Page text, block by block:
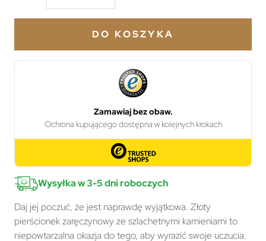
DO KOSZYKA
Wysyłka w 3-5 dni roboczych
Daj jej poczuć, że jest naprawdę wyjątkowa. Złoty
pierścionek zaręczynowy ze szlachetnymi kamieniami to
niepowtarzalna okazja do tego, aby wyrazić swoje uczucia.